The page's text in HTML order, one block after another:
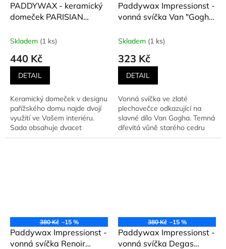
PADDYWAX - keramický
domeček PARISIAN
kadidlových kuželů PALO
Skladem (1 ks)
440 Kč
DETAIL
Keramický domeček v designu
pařížského domu najde dvojí
využití ve Vašem interiéru.
Sada obsahuje dvacet
kadidlových kuželů, které...
Paddywax Impressionst -
vonná svíčka Van "Gogh
Skladem (1 ks)
323 Kč
DETAIL
Vonná svíčka ve zlaté
plechovečce odkazující na
slavné dílo Van Gogha. Temná
dřevitá vůně starého cedru
komíhajícího se za nočního...
380 Kč –15 %
Paddywax Impressionst -
vonná svíčka Renoir
380 Kč –15 %
Paddywax Impressionst -
vonná svíčka Degas